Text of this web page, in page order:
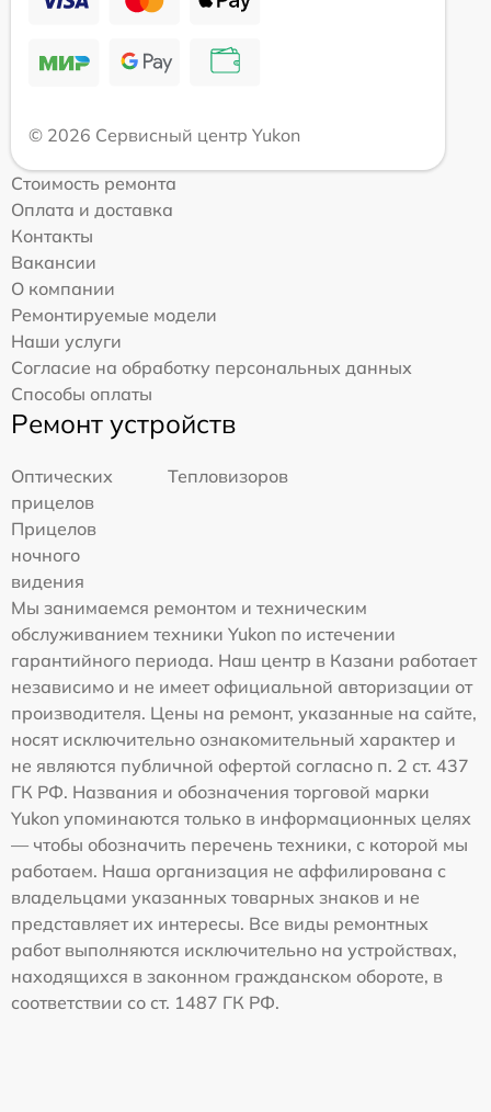
© 2026 Сервисный центр Yukon
Стоимость ремонта
Оплата и доставка
Контакты
Вакансии
О компании
Ремонтируемые модели
Наши услуги
Согласие на обработку персональных данных
Способы оплаты
Ремонт устройств
Оптических
прицелов
Тепловизоров
Прицелов
ночного
видения
Мы занимаемся ремонтом и техническим
обслуживанием техники Yukon по истечении
гарантийного периода. Наш центр в Казани работает
независимо и не имеет официальной авторизации от
производителя. Цены на ремонт, указанные на сайте,
носят исключительно ознакомительный характер и
не являются публичной офертой согласно п. 2 ст. 437
ГК РФ. Названия и обозначения торговой марки
Yukon упоминаются только в информационных целях
— чтобы обозначить перечень техники, с которой мы
работаем. Наша организация не аффилирована с
владельцами указанных товарных знаков и не
представляет их интересы. Все виды ремонтных
работ выполняются исключительно на устройствах,
находящихся в законном гражданском обороте, в
соответствии со ст. 1487 ГК РФ.